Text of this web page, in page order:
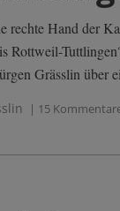
rechte Hand der
Rottweil-
Grässlin über
| 15